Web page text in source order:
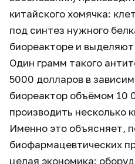
китайского хомячка:
под синтез нужного
биореакторе и
Один грамм такого
5000 долларов в
биореактор объёмом 10
производить несколько
Именно это объясняет,
биофармацевтических
целая экономика: